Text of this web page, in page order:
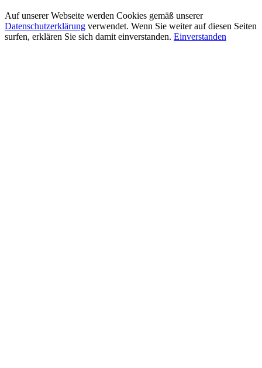
Auf unserer Webseite werden Cookies gemäß unserer
Datenschutzerklärung verwendet. Wenn Sie weiter auf diesen Seiten
surfen, erklären Sie sich damit einverstanden. Einverstanden